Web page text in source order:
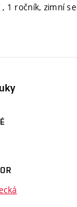
, 1 ročník, zimní